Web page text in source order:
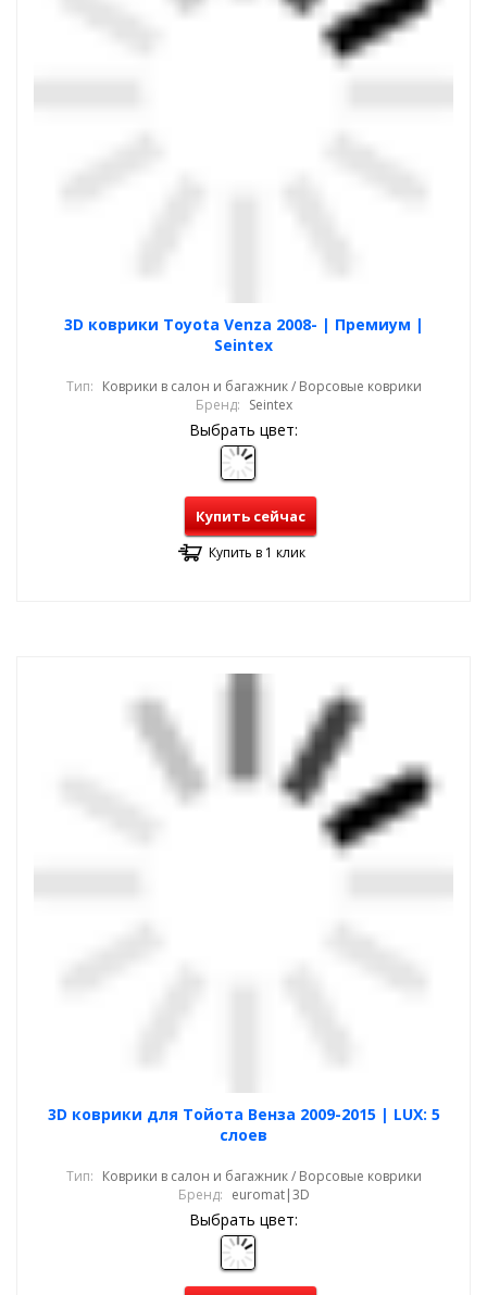
3D коврики Toyota Venza 2008- | Премиум |
Seintex
Тип: Коврики в салон и багажник / Ворсовые коврики
Бренд: Seintex
Выбрать цвет:
Купить сейчас
Купить в 1 клик
3D коврики для Тойота Венза 2009-2015 | LUX: 5
слоев
Тип: Коврики в салон и багажник / Ворсовые коврики
Бренд: euromat|3D
Выбрать цвет: